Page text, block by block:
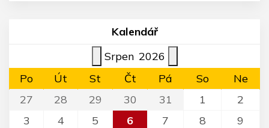
Kalendář
Srpen 2026
Po
Út St Čt Pá So
Ne
27
28 29 30 31 1
2
3
4 5 6 7 8
9